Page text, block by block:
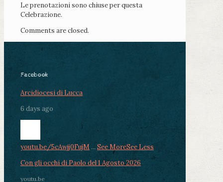
Le prenotazioni sono chiuse per questa
Celebrazione.
Comments are closed.
Facebook
Arcidiocesi di Lucca
6 days ago
youtu.be/5cAwjj0FujM ... See MoreSee Less
Con gli occhi di Paolo del 1 Agosto 2026
youtu.be